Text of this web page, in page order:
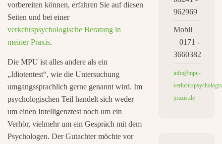
vorbereiten können, erfahren Sie auf diesen
Seiten und bei einer
verkehrspsychologische Beratung in
meiner Praxis.
Die MPU ist alles andere als ein
„Idiotentest“, wie die Untersuchung
umgangssprachlich gerne genannt wird. Im
psychologischen Teil handelt sich weder
um einen Intelligenztest noch um ein
Verhör, vielmehr um ein Gespräch mit dem
Psychologen. Der Gutachter möchte vor
962969
Mobil
0171 -
3660382
info@mpu-
praxis.de